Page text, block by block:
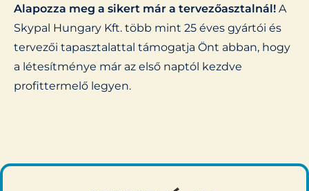
Alapozza meg a sikert már a tervezőasztalnál! A
Skypal Hungary Kft. több mint 25 éves gyártói és
tervezői tapasztalattal támogatja Önt abban, hogy
a létesítménye már az első naptól kezdve
profittermelő legyen.